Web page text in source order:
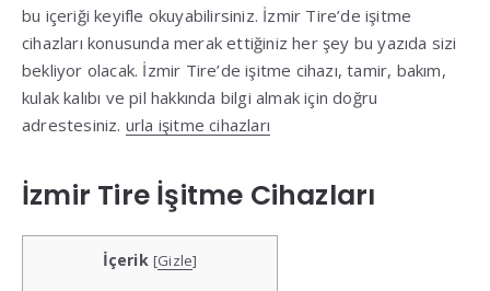
bu içeriği keyifle okuyabilirsiniz. İzmir Tire’de işitme
cihazları konusunda merak ettiğiniz her şey bu yazıda sizi
bekliyor olacak. İzmir Tire’de işitme cihazı, tamir, bakım,
kulak kalıbı ve pil hakkında bilgi almak için doğru
adrestesiniz. urla işitme cihazları
İzmir Tire İşitme Cihazları
İçerik [Gizle]